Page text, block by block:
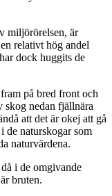
miljörörelsen, är
relativt hög andel
dock huggits de
på bred front och
skog nedan fjällnära
att det är okej att gå
de naturskogar som
naturvärdena.
i de omgivande
bruten.